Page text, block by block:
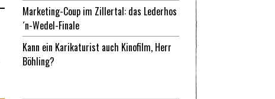
Marketing-Coup im Zillertal: das Lederhos
´n-Wedel-Finale
Kann ein Karikaturist auch Kinofilm, Herr
Böhling?